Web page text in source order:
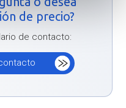
de precio?
de contacto: